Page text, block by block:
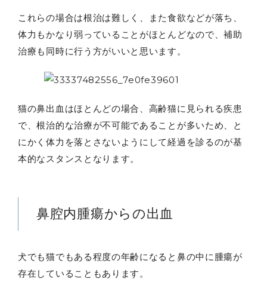
これらの場合は根治は難しく、また食欲などが落ち、
体力もかなり弱っていることがほとんどなので、補助
治療も同時に行う方がいいと思います。
猫の鼻出血はほとんどの場合、高齢猫に見られる疾患
で、根治的な治療が不可能であることが多いため、と
にかく体力を落とさないようにして経過を診るのが基
本的なスタンスとなります。
鼻腔内腫瘍からの出血
犬でも猫でもある程度の年齢になると鼻の中に腫瘍が
存在していることもあります。